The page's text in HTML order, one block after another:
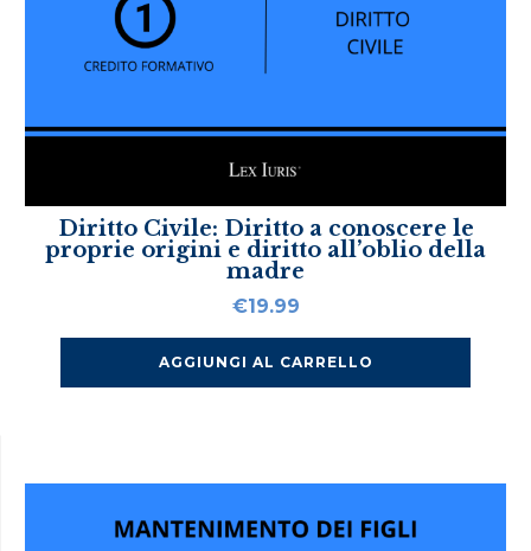
Diritto Civile: Diritto a conoscere le
proprie origini e diritto all’oblio della
madre
€19.99
AGGIUNGI AL CARRELLO